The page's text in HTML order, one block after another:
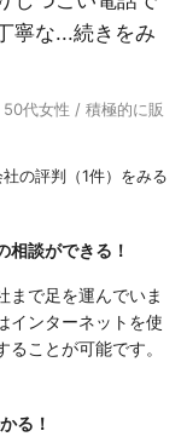
寧な...続きをみ
代女性 / 積極的に販
の評判（1件）をみる
相談ができる！
まで足を運んでいま
インターネットを使
ことが可能です。
る！